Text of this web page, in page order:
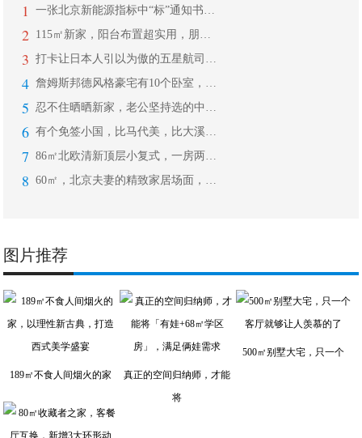
1 一张北京新能源指标中“标”通知书，抢
2 115㎡新家，阳台布置超实用，朋友都
3 打卡让日本人引以为傲的五星航司ANA
4 詹姆斯邦德风格豪宅有10个卧室，泳池
5 忍不住晒晒新家，老公坚持选的中式风格
6 有个免签小国，比马代美，比大溪地浪漫
7 86㎡北欧清新顶层小复式，一房两人一
8 60㎡，北京夫妻的精致家居场面，随手
图片推荐
189㎡不食人间烟火的家
真正的空间归纳师，才能
将
500㎡别墅大宅，只一个